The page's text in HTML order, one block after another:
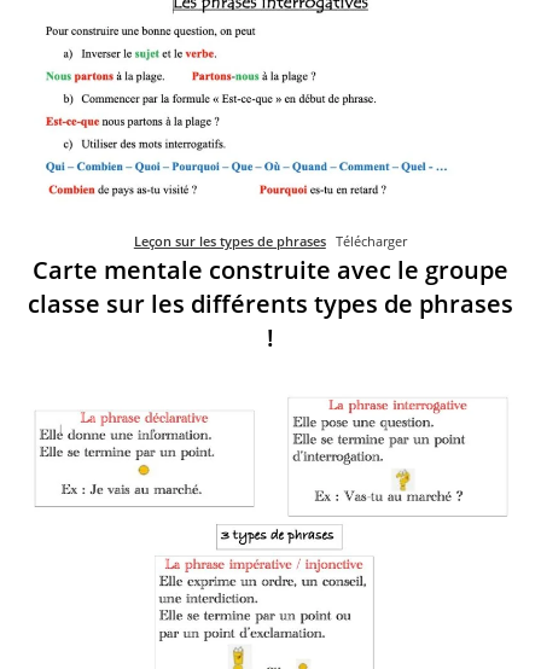
Leçon sur les types de phrases Télécharger
Carte mentale construite avec le groupe
classe sur les différents types de phrases
!